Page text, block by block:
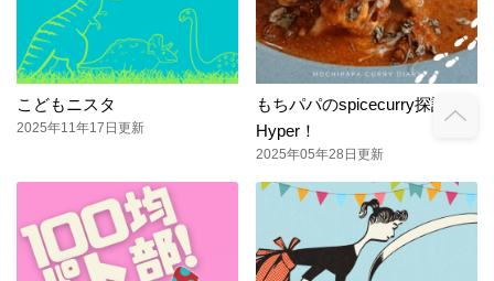
こどもニスタ
2025年11年17日更新
もちパパのspicecurry探訪
Hyper！
2025年05年28日更新